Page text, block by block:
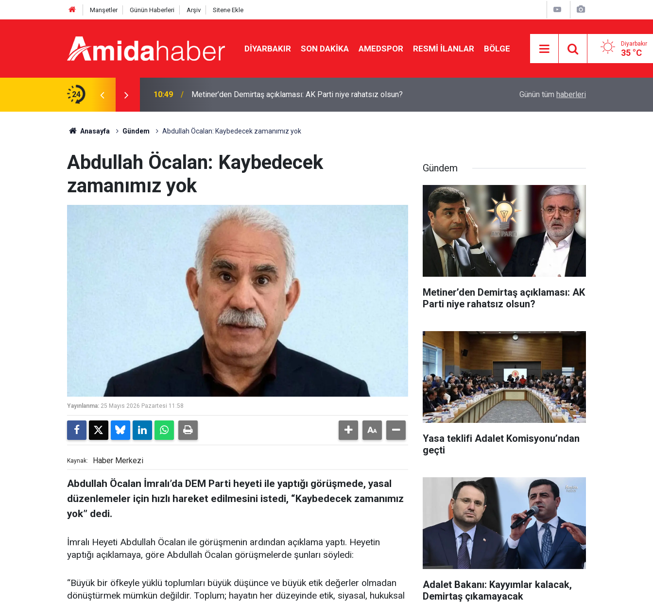
Manşetler Günün Haberleri Arşiv Sitene Ekle
DIYARBAKIR SON DAKIKA AMEDSPOR RESMI İLANLAR BÖLGE Diyarbakır
35 °C
24 10:49 Metiner’den Demirtaş açıklaması: AK Parti niye rahatsız olsun? Diyarbakır’da dağ keçileri sürü halinde görüldü
Günün tüm haberleri
Anasayfa Gündem Abdullah Öcalan: Kaybedecek zamanımız yok
Abdullah Öcalan: Kaybedecek
zamanımız yok
Yayınlanma: 25 Mayıs 2026 Pazartesi 11:58
Kaynak: Haber Merkezi
Abdullah Öcalan İmralı’da DEM Parti heyeti ile yaptığı görüşmede, yasal
düzenlemeler için hızlı hareket edilmesini istedi, “Kaybedecek zamanımız
yok” dedi.
İmralı Heyeti Abdullah Öcalan ile görüşmenin ardından açıklama yaptı. Heyetin
yaptığı açıklamaya, göre Abdullah Öcalan görüşmelerde şunları söyledi:
“Büyük bir öfkeyle yüklü toplumları büyük düşünce ve büyük etik değerler olmadan
dönüştürmek mümkün değildir. Toplum; hayatın her düzeyinde etik, siyasal, hukuksal
Gündem
Metiner’den Demirtaş açıklaması: AK
Parti niye rahatsız olsun?
Yasa teklifi Adalet Komisyonu’ndan
geçti
Adalet Bakanı: Kayyımlar kalacak,
Demirtaş çıkamayacak